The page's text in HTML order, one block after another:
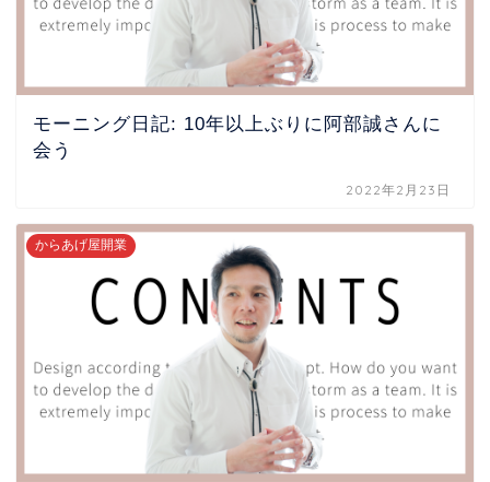
モーニング日記: 10年以上ぶりに阿部誠さんに
会う
2022年2月23日
からあげ屋開業